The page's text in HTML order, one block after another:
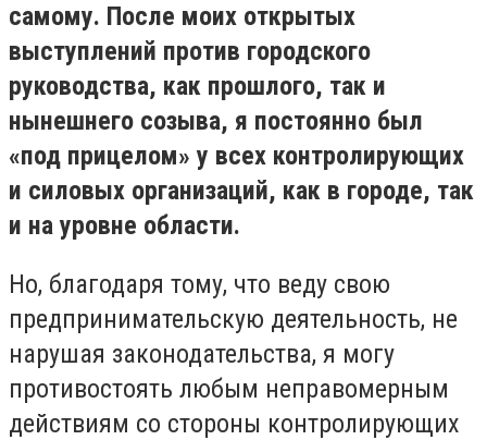
самому. После моих открытых
выступлений против городского
руководства, как прошлого, так и
нынешнего созыва, я постоянно был
«под прицелом» у всех контролирующих
и силовых организаций, как в городе, так
и на уровне области.
Но, благодаря тому, что веду свою
предпринимательскую деятельность, не
нарушая законодательства, я могу
противостоять любым неправомерным
действиям со стороны контролирующих